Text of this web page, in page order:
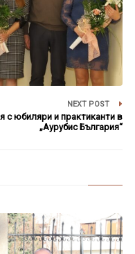
NEXT POST
юбиляри и практиканти в
„Аурубис България“